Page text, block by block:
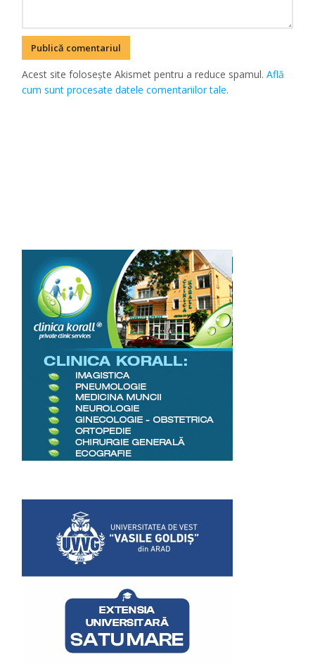
Acest site folosește Akismet pentru a reduce spamul.Află
cum sunt procesate datele comentariilor tale.